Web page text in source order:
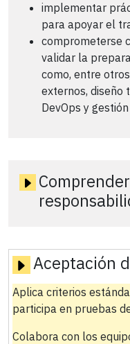
implementar
para apoyar el
comprometerse
validar la
como, entre
externos, diseño
DevOps y
Aceptación
Aplica criterios
participa en pruebas
Colabora con los